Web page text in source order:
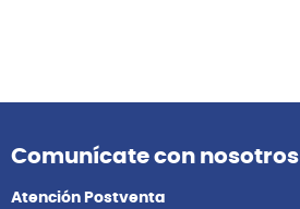
Comunícate con nosotros
Atención Postventa